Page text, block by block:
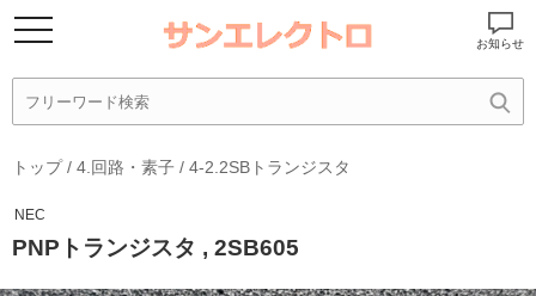
お知らせ
トップ/ 4.回路・素子 / 4-2.2SBトランジスタ
NEC
PNPトランジスタ , 2SB605